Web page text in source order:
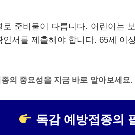
로 준비물이 다릅니다. 어린이는
인서를 제출해야 합니다. 65세 이
의 중요성을 지금 바로 알아보세요.
독감 예방접종의